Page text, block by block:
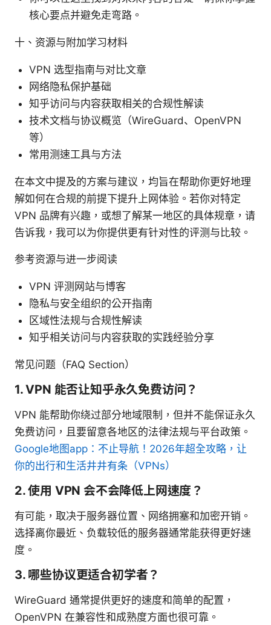
核心要点并避免走弯路。
十、资源与附加学习材料
VPN 选型指南与对比文章
网络隐私保护基础
知乎访问与内容获取相关的合规性解读
技术文档与协议概览（WireGuard、OpenVPN
等）
常用测速工具与方法
在本文中提及的方案与建议，均旨在帮助你更好地理
解如何在合规的前提下提升上网体验。若你对特定
VPN 品牌有兴趣，或想了解某一地区的具体规章，请
告诉我，我可以为你提供更有针对性的评测与比较。
参考资源与进一步阅读
VPN 评测网站与博客
隐私与安全组织的公开指南
区域性法规与合规性解读
知乎相关访问与内容获取的实践经验分享
常见问题（FAQ Section）
1. VPN 能否让知乎永久免费访问？
VPN 能帮助你绕过部分地域限制，但并不能保证永久
免费访问，且要留意各地区的法律法规与平台政策。
Google地图app：不止导航！2026年超全攻略，让
你的出行和生活井井有条（VPNs）
2. 使用 VPN 会不会降低上网速度？
有可能，取决于服务器位置、网络拥塞和加密开销。
选择离你最近、负载较低的服务器通常能获得更好速
度。
3. 哪些协议更适合初学者？
WireGuard 通常提供更好的速度和简单的配置，
OpenVPN 在兼容性和成熟度方面也很可靠。